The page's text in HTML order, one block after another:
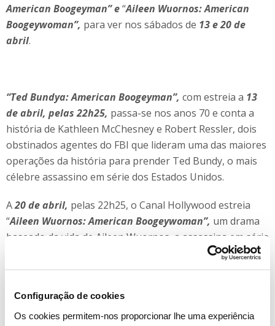
Configuração de cookies
Os cookies permitem-nos proporcionar lhe uma experiência
American Boogeyman”e“Aileen Wuornos: American
Boogeywoman”, para ver nos sábados de 13 e 20 de
abril.
“Ted Bundya: American Boogeyman”, com estreia a 13
de abril, pelas 22h25, passa-se nos anos 70 e conta a
história de Kathleen McChesney e Robert Ressler, dois
obstinados agentes do FBI que lideram uma das maiores
operações da história para prender Ted Bundy, o mais
célebre assassino em série dos Estados Unidos.
A20 de abril, pelas 22h25, o Canal Hollywood estreia
“Aileen Wuornos: American Boogeywoman”, um drama
baseado da vida de Aileen Wuornos, a assassina em série
nova vida para escapar de seu passado até que conhece
o rico presidente de um clube de iate. O casamento teve